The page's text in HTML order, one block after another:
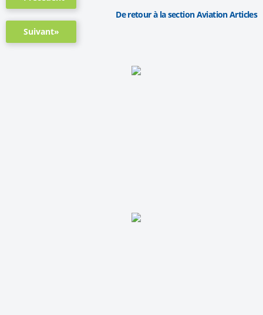
Suivant»
De retour à la section Aviation Articles